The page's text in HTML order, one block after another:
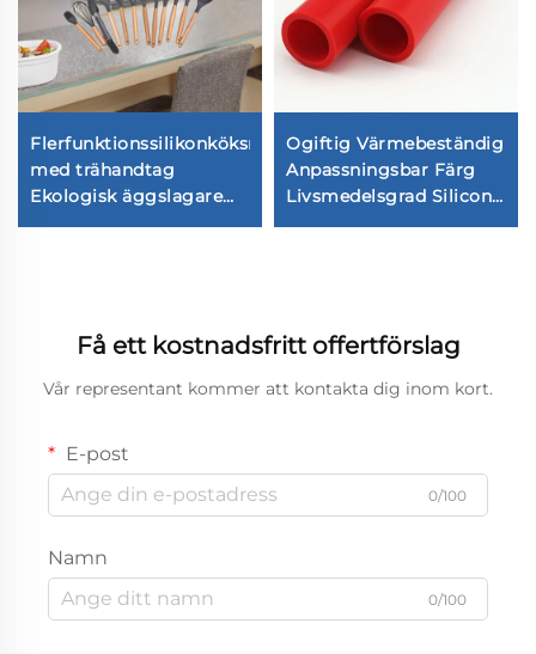
Flerfunktionssilikonköksredskap
med trähandtag
Ekologisk äggslagare
sked matklipp för
Ogiftig Värmebeständig
Anpassningsbar Färg
Livsmedelsgrad Silicone
Tube Färgstark Mjuk
Få ett kostnadsfritt offertförslag
Vår representant kommer att kontakta dig inom kort.
E-post
0/100
Namn
0/100